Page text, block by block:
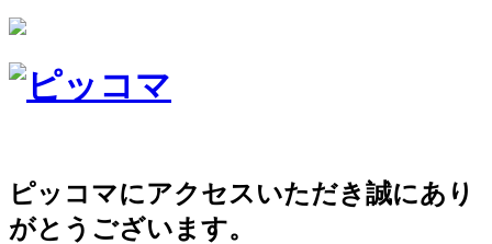
ピッコマにアクセスいただき誠にあり
がとうございます。